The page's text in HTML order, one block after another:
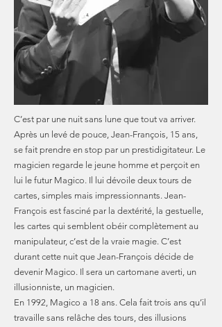
C’est par une nuit sans lune que tout va arriver.
Après un levé de pouce, Jean-François, 15 ans,
se fait prendre en stop par un prestidigitateur. Le
magicien regarde le jeune homme et perçoit en
lui le futur Magico. Il lui dévoile deux tours de
cartes, simples mais impressionnants. Jean-
François est fasciné par la dextérité, la gestuelle,
les cartes qui semblent obéir complètement au
manipulateur, c’est de la vraie magie. C’est
durant cette nuit que Jean-François décide de
devenir Magico. Il sera un cartomane averti, un
illusionniste, un magicien.
En 1992, Magico a 18 ans. Cela fait trois ans qu’il
travaille sans relâche des tours, des illusions